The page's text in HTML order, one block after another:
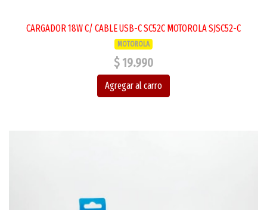
CARGADOR 18W C/ CABLE USB-C SC52C MOTOROLA SJSC52-C
MOTOROLA
$ 19.990
Agregar al carro